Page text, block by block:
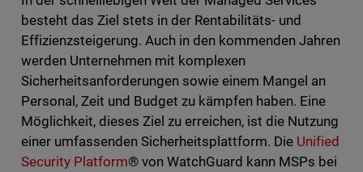
besteht das Ziel stets in der Rentabilitäts- und
Effizienzsteigerung. Auch in den kommenden Jahren
werden Unternehmen mit komplexen
Sicherheitsanforderungen sowie einem Mangel an
Personal, Zeit und Budget zu kämpfen haben. Eine
Möglichkeit, dieses Ziel zu erreichen, ist die Nutzung
einer umfassenden Sicherheitsplattform. Die Unified
Security Platform® von WatchGuard kann MSPs bei